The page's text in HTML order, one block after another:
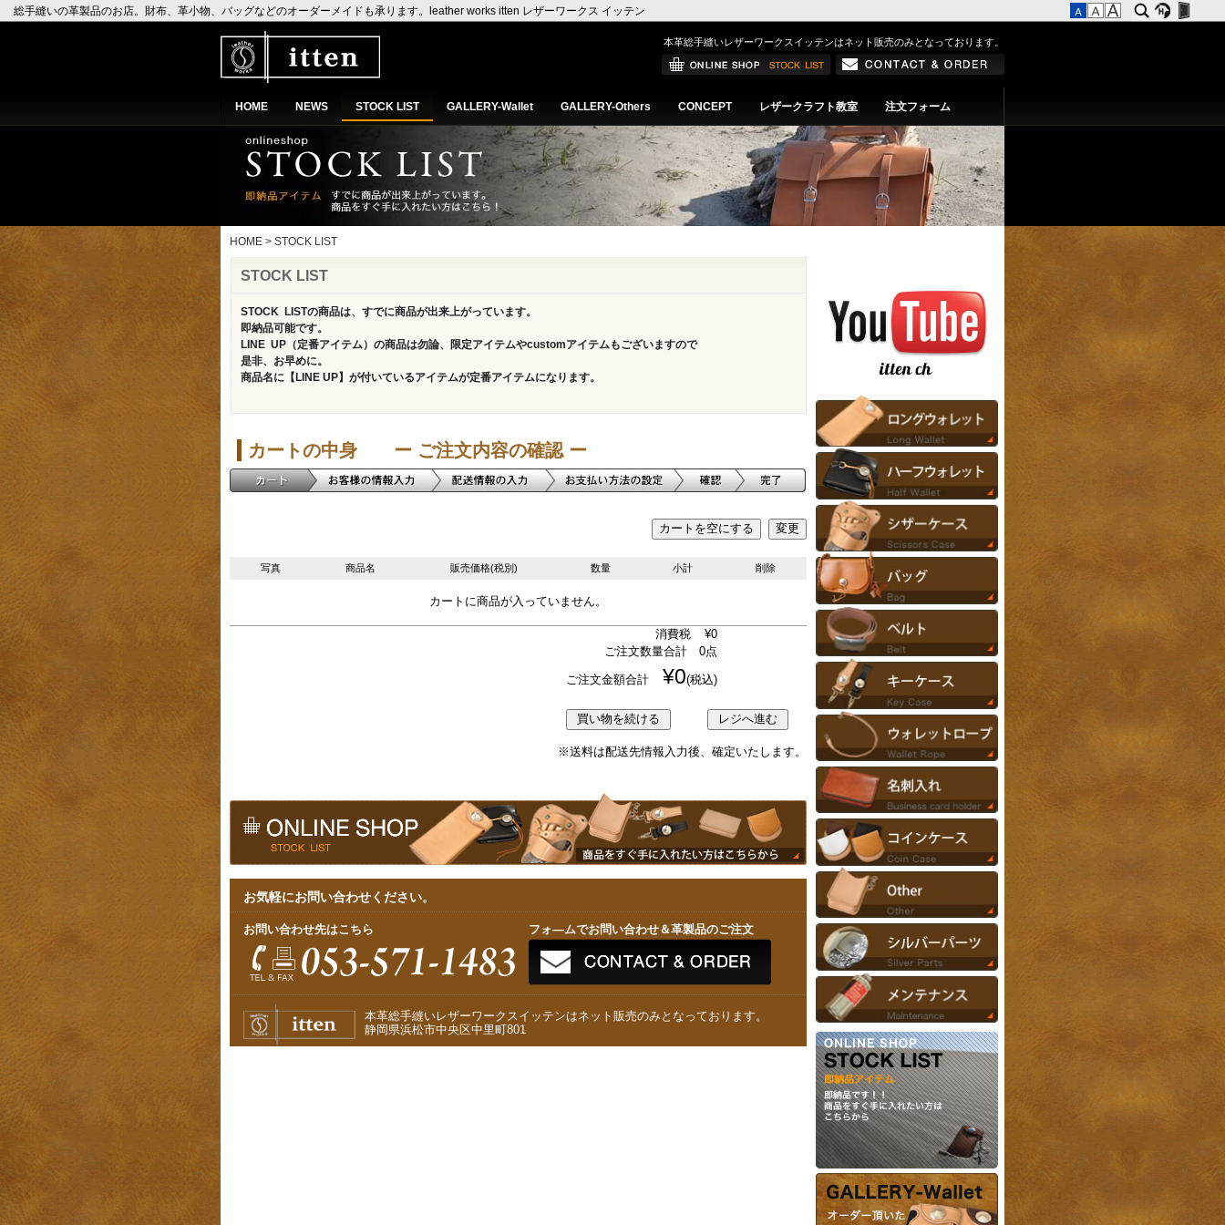
総手縫いの革製品のお店。財布、革小物、バッグなどのオーダーメイドも承ります。leather works itten レザーワークス イッテン
本革総手縫いレザーワークスイッテンはネット販売のみとなっております。
HOME NEWS STOCK LIST GALLERY-Wallet GALLERY-Others CONCEPT レザークラフト教室 注文フォーム
HOME > STOCK LIST
STOCK LIST
STOCK LISTの商品は、すでに商品が出来上がっています。
即納品可能です。
LINE UP（定番アイテム）の商品は勿論、限定アイテムやcustomアイテムもございますので
是非、お早めに。
商品名に【LINE UP】が付いているアイテムが定番アイテムになります。
カートの中身 ー ご注文内容の確認 ー
写真 商品名 販売価格(税別) 数量 小計 削除
カートに商品が入っていません。
消費税
¥0
ご注文数量合計 0点
ご注文金額合計 ¥0(税込)
※送料は配送先情報入力後、確定いたします。
お気軽にお問い合わせください。
お問い合わせ先はこちら フォ—ムでお問い合わせ＆革製品のご注文
本革総手縫いレザーワークスイッテンはネット販売のみとなっております。
静岡県浜松市中央区中里町801